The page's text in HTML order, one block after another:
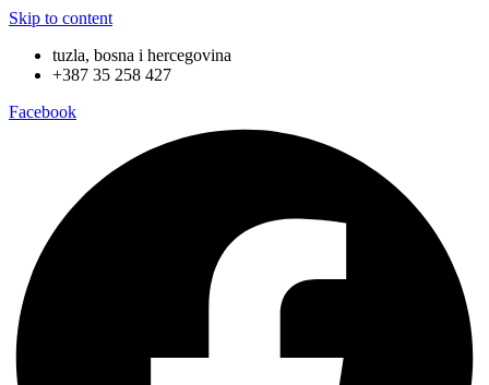
Skip to content
tuzla, bosna i hercegovina
+387 35 258 427
Facebook